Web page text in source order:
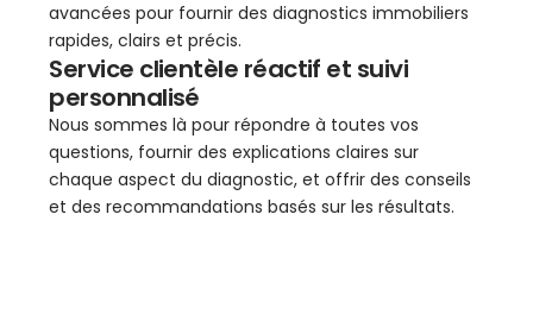
avancées pour fournir des diagnostics immobiliers
rapides, clairs et précis.
Service clientèle réactif et suivi
personnalisé
Nous sommes là pour répondre à toutes vos
questions, fournir des explications claires sur
chaque aspect du diagnostic, et offrir des conseils
et des recommandations basés sur les résultats.